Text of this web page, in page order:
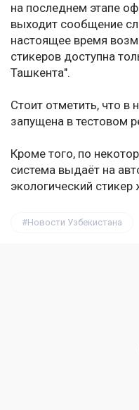
на последнем этапе
выходит сообщение
настоящее время
стикеров доступна
Ташкента".
Стоит отметить, что
запущена в тестовом
Кроме того, по
система выдаёт на
экологический стикер
Новости Узбекистана